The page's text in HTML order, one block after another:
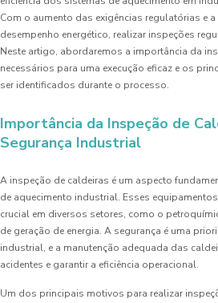
Com o aumento das exigências regulatórias e
desempenho energético, realizar inspeções
Neste artigo, abordaremos a importância da
necessários para uma execução eficaz e os
ser identificados durante o processo.
Importância da Inspeção de
Segurança Industrial
A inspeção de caldeiras é um aspecto
de aquecimento industrial. Esses
crucial em diversos setores, como o
de geração de energia. A segurança é uma
industrial, e a manutenção adequada das
acidentes e garantir a eficiência operacional.
Um dos principais motivos para realizar